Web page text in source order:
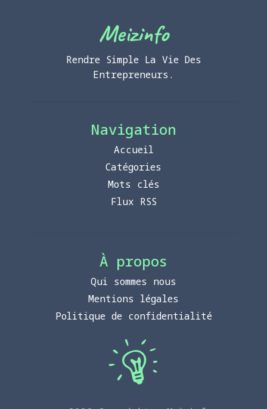
Meizinfo
Rendre Simple La Vie Des
Entrepreneurs.
Navigation
Accueil
Catégories
Mots clés
Flux RSS
À propos
Qui sommes nous
Mentions légales
Politique de confidentialité